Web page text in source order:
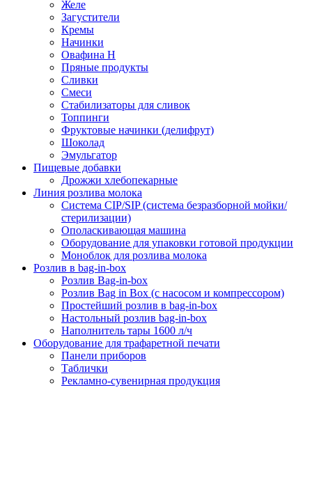
Желe
Загустители
Кремы
Начинки
Овафина Н
Пряные продукты
Сливки
Смеси
Стабилизаторы для сливок
Топпинги
Фруктовые начинки (делифрут)
Шоколад
Эмульгатор
Пищевые добавки
Дрожжи хлебопекарные
Линия розлива молока
Система CIP/SIP (система безразборной мойки/
стерилизации)
Ополаскивающая машина
Оборудование для упаковки готовой продукции
Моноблок для розлива молока
Розлив в bag-in-box
Розлив Bag-in-box
Розлив Bag in Box (с насосом и компрессором)
Простейший розлив в bag-in-box
Настольный розлив bag-in-box
Наполнитель тары 1600 л/ч
Оборудование для трафаретной печати
Панели приборов
Таблички
Рекламно-сувенирная продукция